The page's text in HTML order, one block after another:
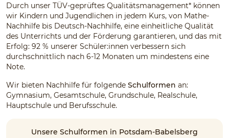
Durch unser TÜV-geprüftes Qualitätsmanagement* können
wir Kindern und Jugendlichen in jedem Kurs, von Mathe-
Nachhilfe bis Deutsch-Nachhilfe, eine einheitliche Qualität
des Unterrichts und der Förderung garantieren, und das mit
Erfolg: 92 % unserer Schüler:innen verbessern sich
durchschnittlich nach 6-12 Monaten um mindestens eine
Note.
Wir bieten Nachhilfe für folgende Schulformen an:
Gymnasium, Gesamtschule, Grundschule, Realschule,
Hauptschule und Berufsschule.
Unsere Schulformen in Potsdam-Babelsberg